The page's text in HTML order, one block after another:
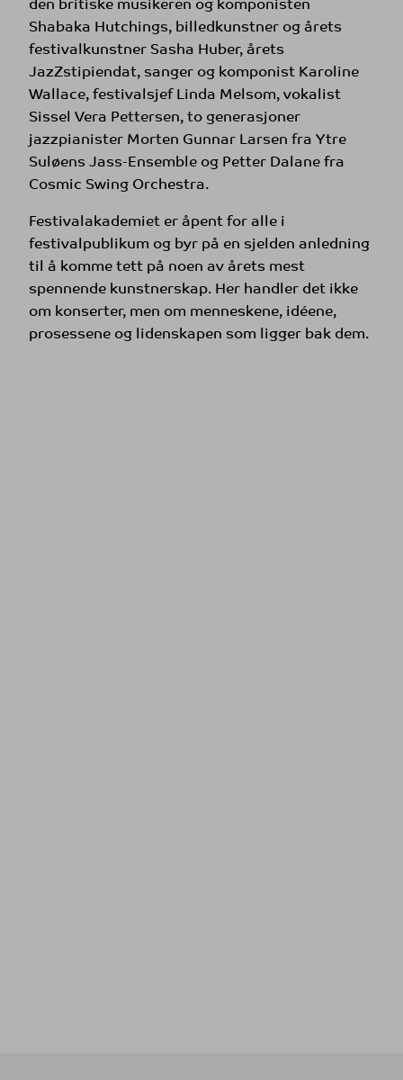
den britiske musikeren og komponisten
Shabaka Hutchings, billedkunstner og årets
festivalkunstner Sasha Huber, årets
JazZstipiendat, sanger og komponist Karoline
Wallace, festivalsjef Linda Melsom, vokalist
Sissel Vera Pettersen, to generasjoner
jazzpianister Morten Gunnar Larsen fra Ytre
Suløens Jass-Ensemble og Petter Dalane fra
Cosmic Swing Orchestra.
Festivalakademiet er åpent for alle i
festivalpublikum og byr på en sjelden anledning
til å komme tett på noen av årets mest
spennende kunstnerskap. Her handler det ikke
om konserter, men om menneskene, idéene,
prosessene og lidenskapen som ligger bak dem.